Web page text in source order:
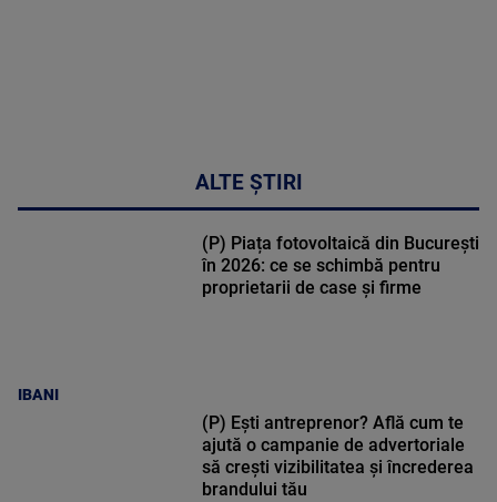
ALTE ȘTIRI
IBANI
(P) Piața fotovoltaică din București
în 2026: ce se schimbă pentru
proprietarii de case și firme
(P) Ești antreprenor? Află cum te
ajută o campanie de advertoriale
să crești vizibilitatea și încrederea
brandului tău